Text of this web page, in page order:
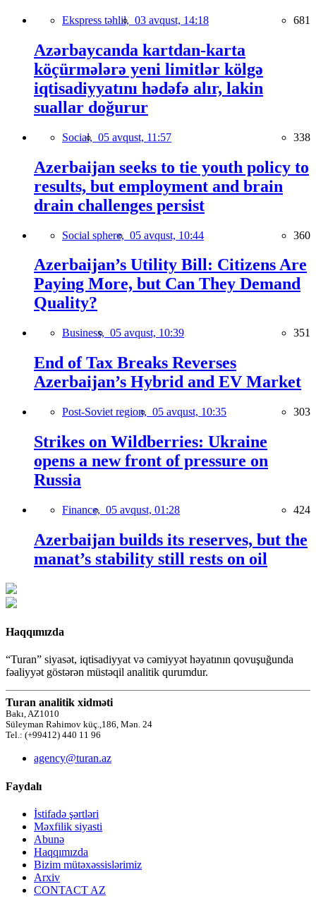
Ekspress təhlil, 03 avqust, 14:18 681
Azərbaycanda kartdan-karta
köçürmələrə yeni limitlər kölgə
iqtisadiyyatını hədəfə alır, lakin
suallar doğurur
Social, 05 avqust, 11:57 338
Azerbaijan seeks to tie youth policy to
results, but employment and brain
drain challenges persist
Social sphere, 05 avqust, 10:44 360
Azerbaijan’s Utility Bill: Citizens Are
Paying More, but Can They Demand
Quality?
Business, 05 avqust, 10:39 351
End of Tax Breaks Reverses
Azerbaijan’s Hybrid and EV Market
Post-Soviet region, 05 avqust, 10:35 303
Strikes on Wildberries: Ukraine
opens a new front of pressure on
Russia
Finance, 05 avqust, 01:28 424
Azerbaijan builds its reserves, but the
manat’s stability still rests on oil
Haqqımızda
“Turan” siyasət, iqtisadiyyat və cəmiyyət həyatının qovuşuğunda
fəaliyyət göstərən müstəqil analitik qurumdur.
Turan analitik xidməti
Bakı, AZ1010
Süleyman Rəhimov küç.,186, Mən. 24
Tel.: (+99412) 440 11 96
agency@turan.az
Faydalı
İstifadə şərtləri
Məxfilik siyasti
Abunə
Haqqımızda
Bizim mütəxəssislərimiz
Arxiv
CONTACT AZ